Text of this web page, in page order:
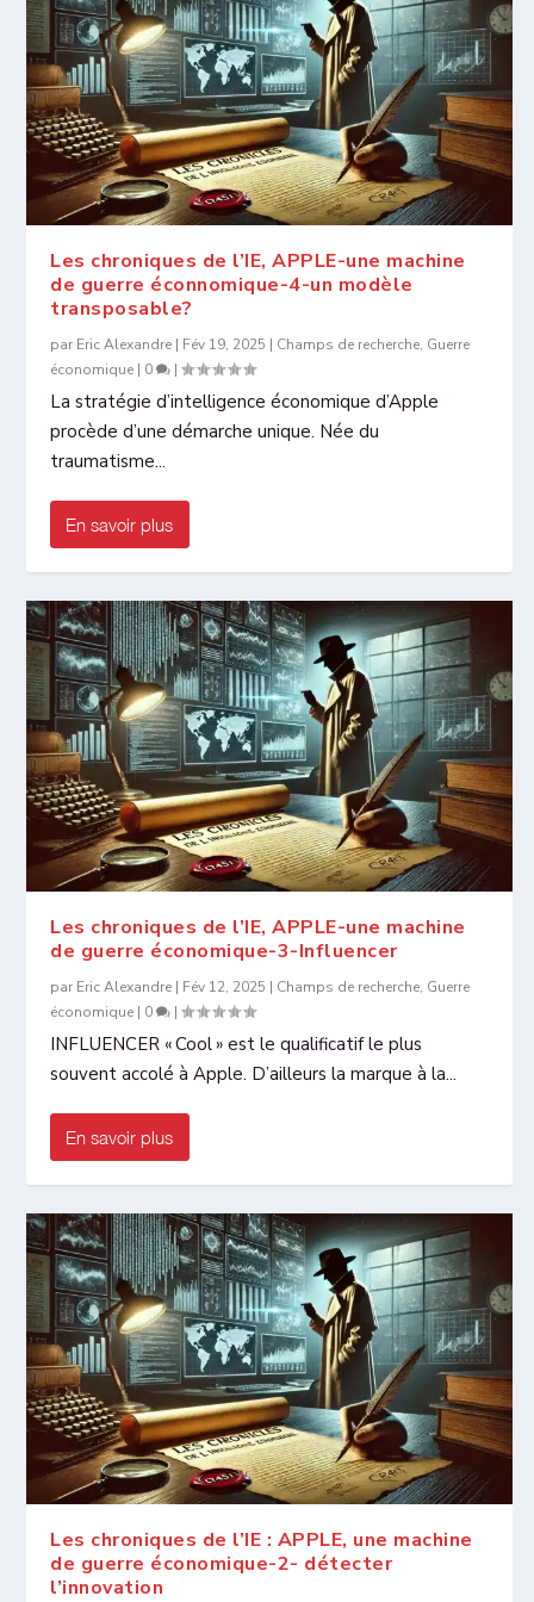
Les chroniques de l’IE, APPLE-une machine
de guerre éconnomique-4-un modèle
transposable?
par Eric Alexandre | Fév 19, 2025 | Champs de recherche, Guerre
économique | 0 |
La stratégie d’intelligence économique d’Apple
procède d’une démarche unique. Née du
traumatisme...
En savoir plus
Les chroniques de l’IE, APPLE-une machine
de guerre économique-3-Influencer
par Eric Alexandre | Fév 12, 2025 | Champs de recherche, Guerre
économique | 0 |
INFLUENCER « Cool » est le qualificatif le plus
souvent accolé à Apple. D’ailleurs la marque à la...
En savoir plus
Les chroniques de l’IE : APPLE, une machine
de guerre économique-2- détecter
l’innovation